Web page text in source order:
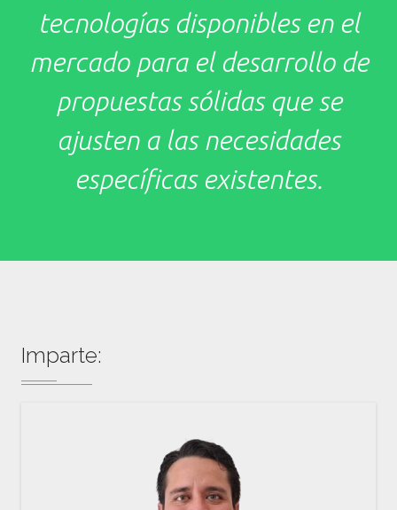
tecnologías disponibles en el
mercado para el desarrollo de
propuestas sólidas que se
ajusten a las necesidades
específicas existentes.
Imparte: